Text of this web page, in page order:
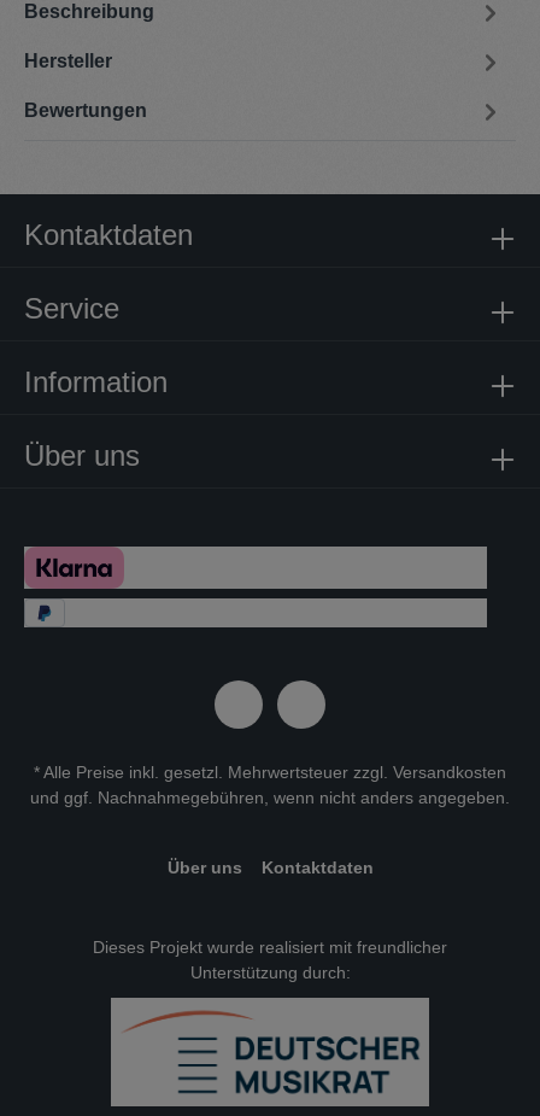
Beschreibung
Hersteller
Bewertungen
Über uns
Kontaktdaten
Service
Information
* Alle Preise inkl. gesetzl. Mehrwertsteuer zzgl. Versandkosten
und ggf. Nachnahmegebühren, wenn nicht anders angegeben.
Über uns Kontaktdaten
Dieses Projekt wurde realisiert mit freundlicher
Unterstützung durch: